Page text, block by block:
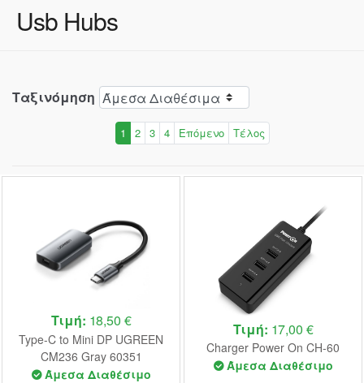
Usb Hubs
Ταξινόμηση
1 2 3 4 Επόμενο Τέλος
Τιμή: 18,50 €
Type-C to Mini DP UGREEN
CM236 Gray 60351
Άμεσα Διαθέσιμο
Τιμή: 17,00 €
Charger Power On CH-60
Άμεσα Διαθέσιμο